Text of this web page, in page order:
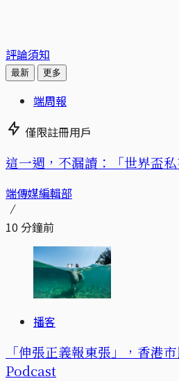
評論須知
最新 更多
端周報
僅限註冊用戶
這一週，不漏讀：「世界盃
端傳媒編輯部
10 分鐘前
播客
「伸張正義報東張」，香港
Podcast